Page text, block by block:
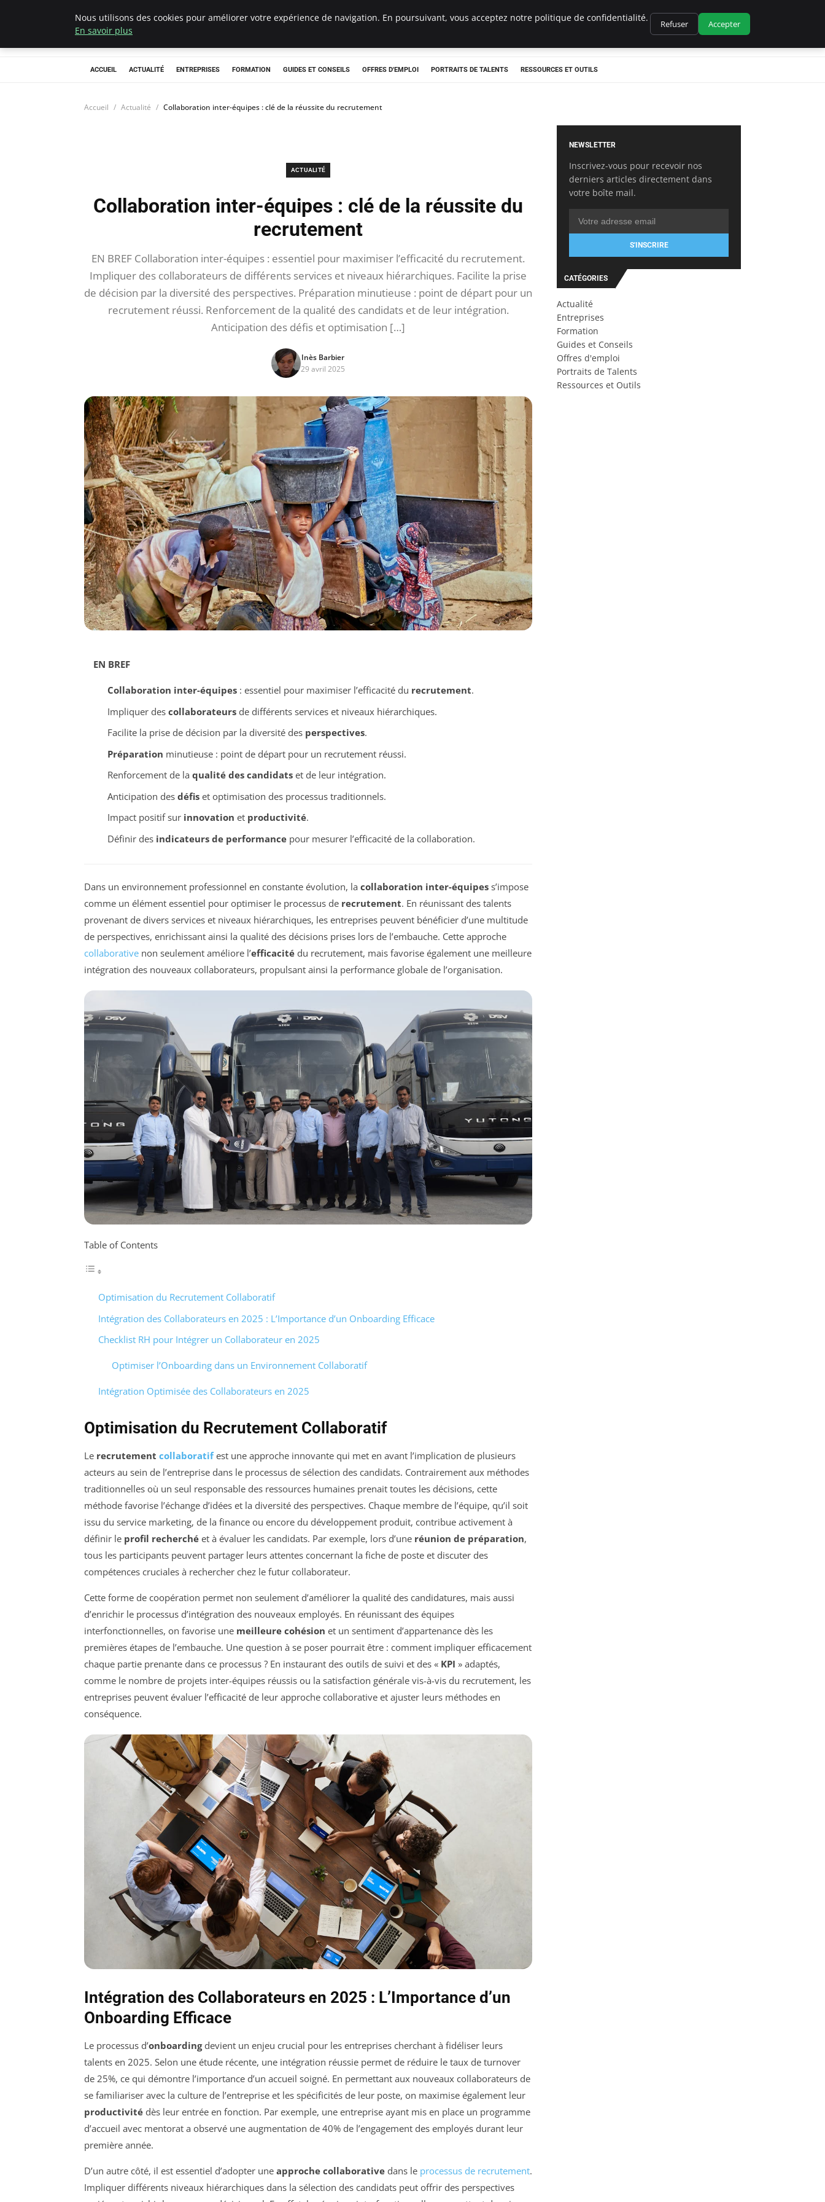
Chasseur De Tête
ACCUEIL ACTUALITÉ ENTREPRISES FORMATION GUIDES ET CONSEILS OFFRES D'EMPLOI PORTRAITS DE TALENTS RESSOURCES ET OUTILS
Accueil Actualité Collaboration inter-équipes : clé de la réussite du recrutement
ACTUALITÉ
Collaboration inter-équipes : clé de la réussite du
recrutement
EN BREF Collaboration inter-équipes : essentiel pour maximiser l’efficacité du recrutement.
Impliquer des collaborateurs de différents services et niveaux hiérarchiques. Facilite la prise
de décision par la diversité des perspectives. Préparation minutieuse : point de départ pour un
recrutement réussi. Renforcement de la qualité des candidats et de leur intégration.
Anticipation des défis et optimisation […]
Inès Barbier
29 avril 2025
EN BREF
Collaboration inter-équipes: essentiel pour maximiser l’efficacité du recrutement.
Impliquer des collaborateursde différents services et niveaux hiérarchiques.
Facilite la prise de décision par la diversité des perspectives.
Préparation minutieuse : point de départ pour un recrutement réussi.
Renforcement de la qualité des candidatset de leur intégration.
Anticipation des défiset optimisation des processus traditionnels.
Impact positif sur innovation et productivité.
Définir des indicateurs de performancepour mesurer l’efficacité de la collaboration.
Dans un environnement professionnel en constante évolution, la collaboration inter-équipes s’impose
comme un élément essentiel pour optimiser le processus de recrutement. En réunissant des talents
provenant de divers services et niveaux hiérarchiques, les entreprises peuvent bénéficier d’une multitude
de perspectives, enrichissant ainsi la qualité des décisions prises lors de l’embauche. Cette approche
collaborative non seulement améliore l’efficacité du recrutement, mais favorise également une meilleure
intégration des nouveaux collaborateurs, propulsant ainsi la performance globale de l’organisation.
Table of Contents
Optimisation du Recrutement Collaboratif
Intégration des Collaborateurs en 2025 : L’Importance d’un Onboarding Efficace
Checklist RH pour Intégrer un Collaborateur en 2025
Optimiser l’Onboarding dans un Environnement Collaboratif
Intégration Optimisée des Collaborateurs en 2025
Optimisation du Recrutement Collaboratif
Le recrutement collaboratifest une approche innovante qui met en avant l’implication de plusieurs
acteurs au sein de l’entreprise dans le processus de sélection des candidats. Contrairement aux méthodes
traditionnelles où un seul responsable des ressources humaines prenait toutes les décisions, cette
méthode favorise l’échange d’idées et la diversité des perspectives. Chaque membre de l’équipe, qu’il soit
issu du service marketing, de la finance ou encore du développement produit, contribue activement à
définir le profil recherché et à évaluer les candidats. Par exemple, lors d’une réunion de préparation,
tous les participants peuvent partager leurs attentes concernant la fiche de poste et discuter des
compétences cruciales à rechercher chez le futur collaborateur.
Cette forme de coopération permet non seulement d’améliorer la qualité des candidatures, mais aussi
d’enrichir le processus d’intégration des nouveaux employés. En réunissant des équipes
interfonctionnelles, on favorise une meilleure cohésion et un sentiment d’appartenance dès les
premières étapes de l’embauche. Une question à se poser pourrait être : comment impliquer efficacement
chaque partie prenante dans ce processus ? En instaurant des outils de suivi et des « KPI » adaptés,
comme le nombre de projets inter-équipes réussis ou la satisfaction générale vis-à-vis du recrutement, les
entreprises peuvent évaluer l’efficacité de leur approche collaborative et ajuster leurs méthodes en
conséquence.
Intégration des Collaborateurs en 2025 : L’Importance d’un
Onboarding Efficace
Le processus d’onboardingdevient un enjeu crucial pour les entreprises cherchant à fidéliser leurs
talents en 2025. Selon une étude récente, une intégration réussie permet de réduire le taux de turnover
de 25%, ce qui démontre l’importance d’un accueil soigné. En permettant aux nouveaux collaborateurs de
se familiariser avec la culture de l’entreprise et les spécificités de leur poste, on maximise également leur
productivité dès leur entrée en fonction. Par exemple, une entreprise ayant mis en place un programme
d’accueil avec mentorat a observé une augmentation de 40% de l’engagement des employés durant leur
première année.
D’un autre côté, il est essentiel d’adopter une approche collaborative dans le processus de recrutement.
Impliquer différents niveaux hiérarchiques dans la sélection des candidats peut offrir des perspectives
NEWSLETTER
Inscrivez-vous pour recevoir nos
derniers articles directement dans
votre boîte mail.
S'INSCRIRE
CATÉGORIES
Actualité
Entreprises
Formation
Guides et Conseils
Offres d'emploi
Portraits de Talents
Ressources et Outils
Nous utilisons des cookies pour améliorer votre expérience de navigation. En poursuivant, vous acceptez notre politique de confidentialité.
En savoir plus
Refuser Accepter